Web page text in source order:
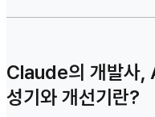
Claude의 개발사,
성기와 개선기란?